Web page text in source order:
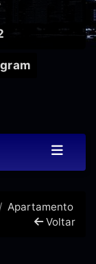
Apartamento
Voltar